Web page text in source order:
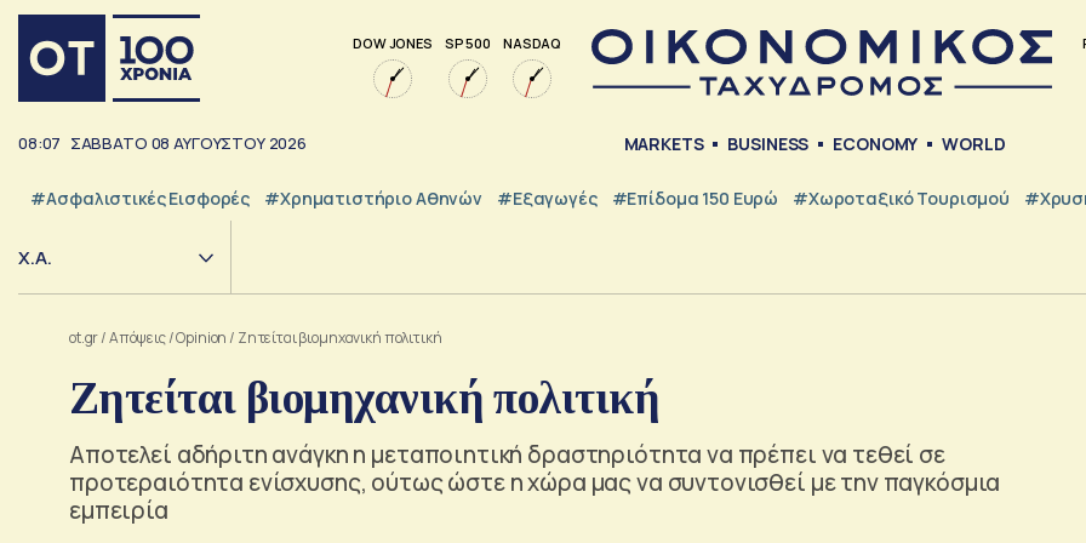
DOW JONES SP 500 NASDAQ
08:07 ΣΑΒΒΑΤΟ 08 ΑΥΓΟΥΣΤΟΥ 2026 MARKETS BUSINESS ECONOMY WORLD
#Ασφαλιστικές Εισφορές #Χρηματιστήριο Αθηνών #εξαγωγές #Επίδομα 150 Ευρώ #Χωροταξικό Τουρισμού
Χ.Α.
ot.gr/Απόψεις/Opinion / Ζητείται βιομηχανική πολιτική
Ζητείται βιομηχανική πολιτική
Αποτελεί αδήριτη ανάγκη η μεταποιητική δραστηριότητα να πρέπει να τεθεί σε
προτεραιότητα ενίσχυσης, ούτως ώστε η χώρα μας να συντονισθεί με την παγκόσμια
εμπειρία